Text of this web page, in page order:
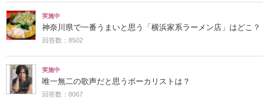
実施中
神奈川県で一番うまいと思う「横浜家系ラーメン店」はどこ？
回答数：8502
実施中
唯一無二の歌声だと思うボーカリストは？
回答数：8067